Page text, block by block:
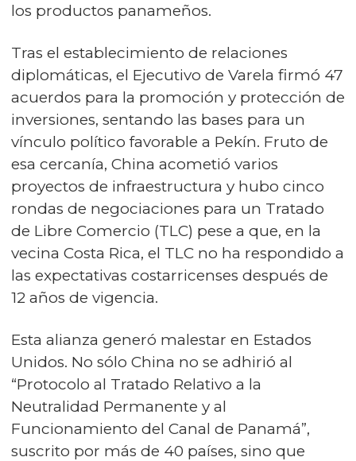
los productos panameños.
Tras el establecimiento de relaciones
diplomáticas, el Ejecutivo de Varela firmó 47
acuerdos para la promoción y protección de
inversiones, sentando las bases para un
vínculo político favorable a Pekín. Fruto de
esa cercanía, China acometió varios
proyectos de infraestructura y hubo cinco
rondas de negociaciones para un Tratado
de Libre Comercio (TLC) pese a que, en la
vecina Costa Rica, el TLC no ha respondido a
las expectativas costarricenses después de
12 años de vigencia.
Esta alianza generó malestar en Estados
Unidos. No sólo China no se adhirió al
“Protocolo al Tratado Relativo a la
Neutralidad Permanente y al
Funcionamiento del Canal de Panamá”,
suscrito por más de 40 países, sino que